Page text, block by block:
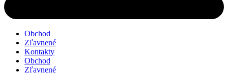
Obchod
Zľavnené
Kontakty
Obchod
Zľavnené